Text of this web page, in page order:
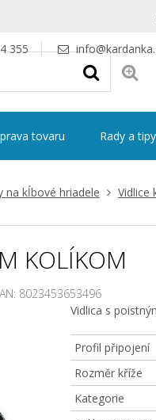
355
tovaru Rady a tipy
na kĺbové hriadele Vidlice
KOLÍKOM
8023453653496
Vidlica s
Profil připojení
Rozměr kříže
Kategorie